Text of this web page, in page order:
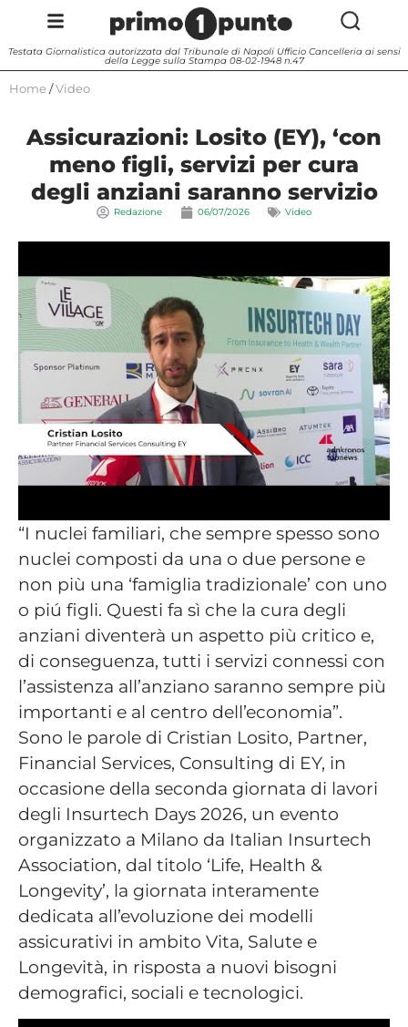
Testata Giornalistica autorizzata dal Tribunale di Napoli Ufficio Cancelleria ai sensi
della Legge sulla Stampa 08-02-1948 n.47
Home /Video
Assicurazioni: Losito (EY), ‘con
meno figli, servizi per cura
degli anziani saranno servizio
Redazione 06/07/2026 Video
“I nuclei familiari, che sempre spesso sono
nuclei composti da una o due persone e
non più una ‘famiglia tradizionale’ con uno
o piú figli. Questi fa sì che la cura degli
anziani diventerà un aspetto più critico e,
di conseguenza, tutti i servizi connessi con
l’assistenza all’anziano saranno sempre più
importanti e al centro dell’economia”.
Sono le parole di Cristian Losito, Partner,
Financial Services, Consulting di EY, in
occasione della seconda giornata di lavori
degli Insurtech Days 2026, un evento
organizzato a Milano da Italian Insurtech
Association, dal titolo ‘Life, Health &
Longevity’, la giornata interamente
dedicata all’evoluzione dei modelli
assicurativi in ambito Vita, Salute e
Longevità, in risposta a nuovi bisogni
demografici, sociali e tecnologici.